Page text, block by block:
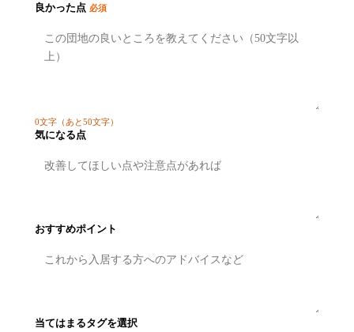
良かった点 必須
0文字 （あと50文字）
気になる点
おすすめポイント
当てはまるタグを選択